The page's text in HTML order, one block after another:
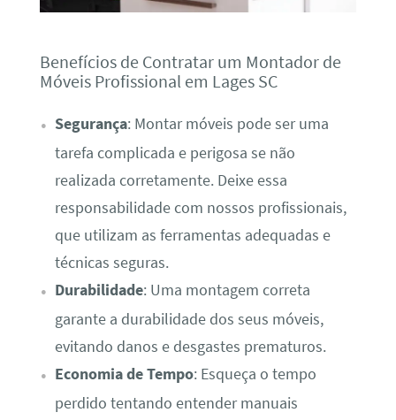
Benefícios de Contratar um Montador de
Móveis Profissional em Lages SC
Segurança: Montar móveis pode ser uma
tarefa complicada e perigosa se não
realizada corretamente. Deixe essa
responsabilidade com nossos profissionais,
que utilizam as ferramentas adequadas e
técnicas seguras.
Durabilidade: Uma montagem correta
garante a durabilidade dos seus móveis,
evitando danos e desgastes prematuros.
Economia de Tempo: Esqueça o tempo
perdido tentando entender manuais